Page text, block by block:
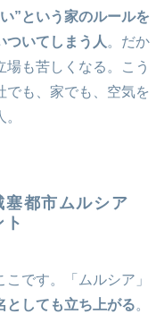
”という家のルールを
ついてしまう人 。だか
も苦しくなる。こう
でも、家でも、空気を
塞都市ムルシア
です。「ムルシア」
としても立ち上がる。